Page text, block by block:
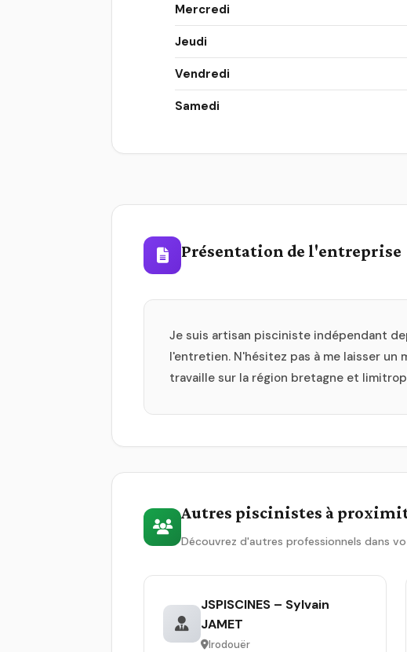
Mercredi
Jeudi
Vendredi
Samedi
Présentation de l'entreprise
Je suis artisan pisciniste indépendant
l'entretien. N'hésitez pas à me laisser un
travaille sur la région bretagne et
Autres piscinistes à
Découvrez d'autres professionnels dans
JSPISCINES – Sylvain
JAMET
Irodouër